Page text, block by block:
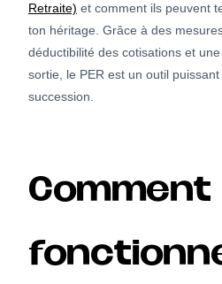
Retraite) et comment ils peuvent
ton héritage. Grâce à des
déductibilité des cotisations et
sortie, le PER est un outil
succession.
Comment